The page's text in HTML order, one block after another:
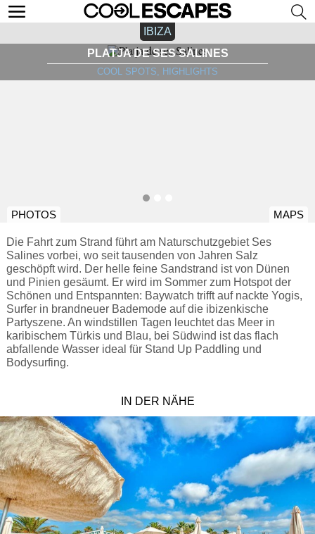
IBIZA
PLATJA DE SES SALINES
COOL SPOTS, HIGHLIGHTS
PHOTOS MAPS
Die Fahrt zum Strand führt am Naturschutzgebiet Ses
Salines vorbei, wo seit tausenden von Jahren Salz
geschöpft wird. Der helle feine Sandstrand ist von Dünen
und Pinien gesäumt. Er wird im Sommer zum Hotspot der
Schönen und Entspannten: Baywatch trifft auf nackte Yogis,
Surfer in brandneuer Bademode auf die ibizenkische
Partyszene. An windstillen Tagen leuchtet das Meer in
karibischem Türkis und Blau, bei Südwind ist das flach
abfallende Wasser ideal für Stand Up Paddling und
Bodysurfing.
IN DER NÄHE